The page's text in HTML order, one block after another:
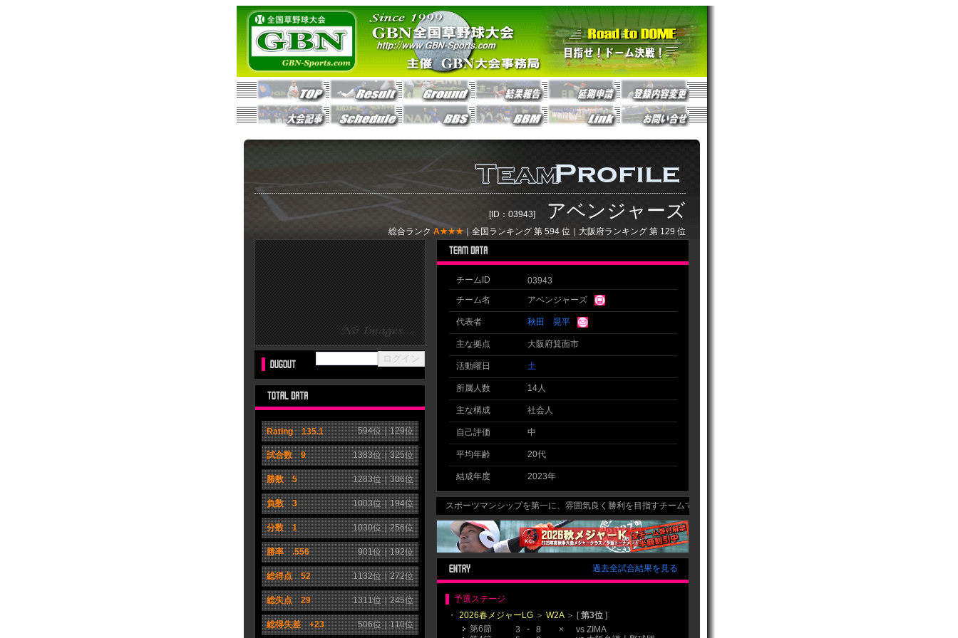
[ID：03943] アベンジャーズ
総合ランク A★★★ ｜全国ランキング 第 594 位｜大阪府ランキング 第 129 位
Rating 135.1 594位｜129位
試合数 9 1383位｜325位
勝数 5 1283位｜306位
負数 3 1003位｜194位
分数 1 1030位｜256位
勝率 .556 901位｜192位
総得点 52 1132位｜272位
総失点 29 1311位｜245位
総得失差 +23 506位｜110位
チームID 03943
チーム名 アベンジャーズ
代表者 秋田 晃平
主な拠点 大阪府箕面市
活動曜日 土
所属人数 14人
主な構成 社会人
自己評価 中
平均年齢 20代
結成年度 2023年
スポーツマンシップを第一に、雰囲気良く勝利を目指すチームです！
過去全試合結果を見る
予選ステージ
・
2026春メジャーLG＞ W2A＞ [第3位]
第6節
3 - 8 × vs ZIMA